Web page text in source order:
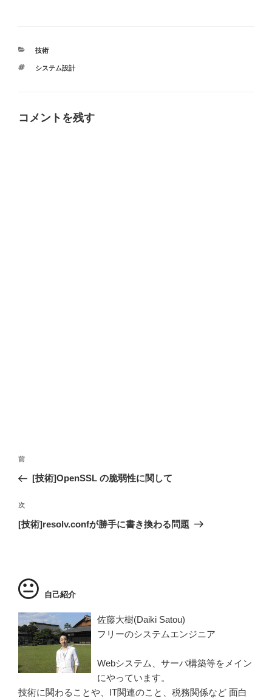
er
dI
カ
ゴ
技術
タ
システム設計
コメントを残す
投
ナ
ビ
ゲ
ン
過
去
投
稿
前
[技術]OpenSSL の脆弱性に関して
次
の
次
[技術]resolv.confが勝手に書き換わる問題
自己紹介
佐藤大樹(Daiki Satou)
フリーのシステムエンジニア
Webシステム、サーバ構築等をメイン
にやっています。
技術に関わることや、IT関連のこと、税務関係など 面白